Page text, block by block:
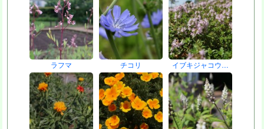
ラフマ チコリ イブキジャコウ…